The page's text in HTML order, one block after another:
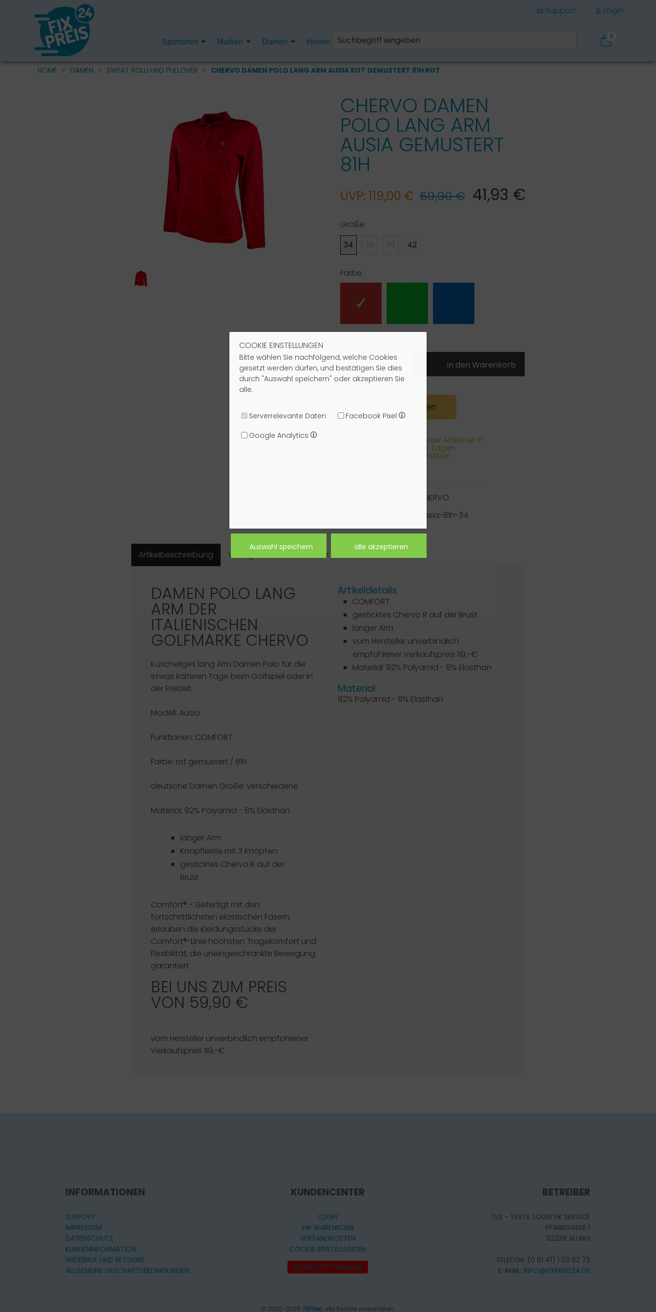
COOKIE EINSTELLUNGEN
Bitte wählen Sie nachfolgend, welche Cookies
gesetzt werden dürfen, und bestätigen Sie dies
durch "Auswahl speichern" oder akzeptieren Sie
alle.
Serverrelevante Daten
Facebook Pixel
Google Analytics
Login
Support
Sportarten Marken Damen Herren Kinder Fanartikel
0
HOME DAMEN SWEAT ROLLI UND PULLOVER CHERVO DAMEN POLO LANG ARM AUSIA ROT GEMUSTERT 81H ROT
CHERVO DAMEN
POLO LANG ARM
AUSIA GEMUSTERT
81H
UVP: 119,00 € 59,90 € 41,93 €*
Größe:
34
42
Farbe:
- +
zahlen
Dieser Artikel ist in
1-3 Tagen
lieferbar
CHERVO
ausia-81h-34
Artikelbeschreibung Verfügbarkeit Hersteller
DAMEN POLO LANG
ARM DER
ITALIENISCHEN
GOLFMARKE CHERVO
Kuscheliges lang Arm Damen Polo für die
etwas kälteren Tage beim Golfspiel oder in
der Freizeit.
Modell: Ausia
Funktionen: COMFORT
Farbe: rot gemustert / 81H
deutsche Damen Größe: verschiedene
Material: 92% Polyamid - 8% Elasthan
langer Arm
Knopfleiste mit 3 Knöpfen
gesticktes Chervo R auf der
Brust
Comfort® - Gefertigt mit den
fortschrittlichsten elastischen Fasern,
erlauben die Kleidungsstücke der
Comfort®-Linie höchsten Tragekomfort und
Flexibilität, die uneingeschränkte Bewegung
garantiert.
BEI UNS ZUM PREIS
VON 59,90 €
vom Hersteller unverbindlich empfohlener
Verkaufspreis 119,-€
Artikeldetails
COMFORT
gesticktes Chervo R auf der Brust
langer Arm
vom Hersteller unverbindlich
empfohlener Verkaufspreis 119,-€
Material: 92% Polyamid - 8% Elasthan
Material
92% Polyamid - 8% Elasthan
INFORMATIONEN
SUPPORT
IMPRESSUM
DATENSCHUTZ
KUNDENINFORMATION
WIDERRUF UND RETOURE
ALLGEMEINE GESCHÄFTSBEDINGUNGEN
KUNDENCENTER
LOGIN
IHR WARENKORB
VERSANDKOSTEN
COOKIE EINSTELLUNGEN
WIDERRUFSFORMULAR
BETREIBER
TLS - TEXTIL LOGISTIK SERVICE
PFARRGASSE 1
82239 ALLING
TELEFON: (0 81 41) 1 03 62 73
E-MAIL: INFO@FIXPREIS24.DE
© 2000-2026 79Pixel, alle Rechte vorbehalten.